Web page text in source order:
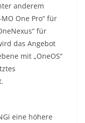
anderem
One Pro“ für
für
das Angebot
mit „OneOS“
eine höhere